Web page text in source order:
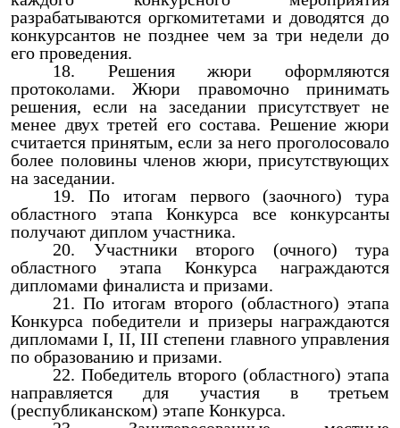
разрабатываются оргкомитетами и доводятся до
конкурсантов не позднее чем за три недели до
его проведения.
Решения жюри оформляются
протоколами. Жюри правомочно принимать
решения, если на заседании присутствует не
менее двух третей его состава. Решение жюри
считается принятым, если за него проголосовало
более половины членов жюри, присутствующих
на заседании.
По итогам первого (заочного) тура
областного этапа Конкурса все конкурсанты
получают диплом участника.
Участники второго (очного) тура
областного этапа Конкурса награждаются
дипломами финалиста и призами.
По итогам второго (областного) этапа
Конкурса победители и призеры награждаются
дипломами I, II, III степени главного управления
по образованию и призами.
Победитель второго (областного) этапа
направляется для участия в третьем
(республиканском) этапе Конкурса.